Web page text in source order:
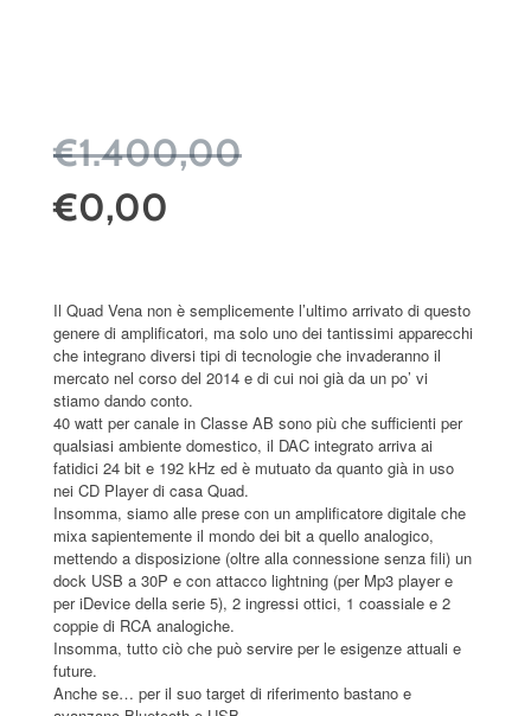
€1.400,00
€0,00
Il Quad Vena non è semplicemente l’ultimo arrivato di questo
genere di amplificatori, ma solo uno dei tantissimi apparecchi
che integrano diversi tipi di tecnologie che invaderanno il
mercato nel corso del 2014 e di cui noi già da un po’ vi
stiamo dando conto.
40 watt per canale in Classe AB sono più che sufficienti per
qualsiasi ambiente domestico, il DAC integrato arriva ai
fatidici 24 bit e 192 kHz ed è mutuato da quanto già in uso
nei CD Player di casa Quad.
Insomma, siamo alle prese con un amplificatore digitale che
mixa sapientemente il mondo dei bit a quello analogico,
mettendo a disposizione (oltre alla connessione senza fili) un
dock USB a 30P e con attacco lightning (per Mp3 player e
per iDevice della serie 5), 2 ingressi ottici, 1 coassiale e 2
coppie di RCA analogiche.
Insomma, tutto ciò che può servire per le esigenze attuali e
future.
Anche se… per il suo target di riferimento bastano e